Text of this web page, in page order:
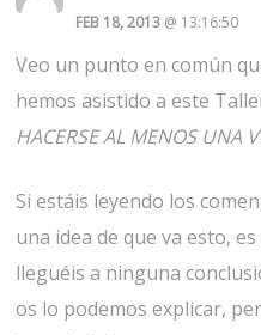
FEB 18, 2013 @ 13:16:50
Veo un punto en común
hemos asistido a este
HACERSE AL MENOS UNA
Si estáis leyendo los
una idea de que va esto,
lleguéis a ninguna
os lo podemos explicar,